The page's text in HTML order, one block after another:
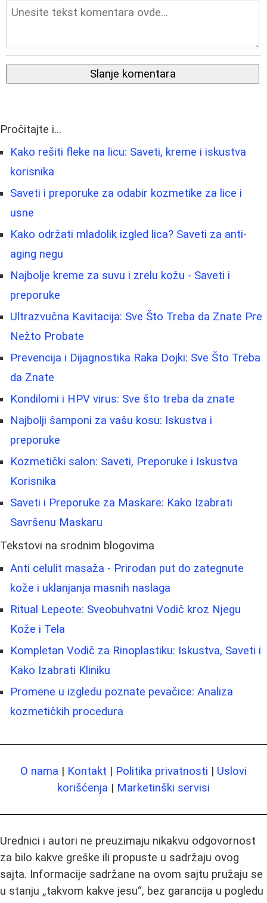
Slanje komentara
Pročitajte i...
Kako rešiti fleke na licu: Saveti, kreme i iskustva
korisnika
Saveti i preporuke za odabir kozmetike za lice i
usne
Kako održati mladolik izgled lica? Saveti za anti-
aging negu
Najbolje kreme za suvu i zrelu kožu - Saveti i
preporuke
Ultrazvučna Kavitacija: Sve Što Treba da Znate Pre
Nežto Probate
Prevencija i Dijagnostika Raka Dojki: Sve Što Treba
da Znate
Kondilomi i HPV virus: Sve što treba da znate
Najbolji šamponi za vašu kosu: Iskustva i
preporuke
Kozmetički salon: Saveti, Preporuke i Iskustva
Korisnika
Saveti i Preporuke za Maskare: Kako Izabrati
Savršenu Maskaru
Tekstovi na srodnim blogovima
Anti celulit masaža - Prirodan put do zategnute
kože i uklanjanja masnih naslaga
Ritual Lepeote: Sveobuhvatni Vodič kroz Njegu
Kože i Tela
Kompletan Vodič za Rinoplastiku: Iskustva, Saveti i
Kako Izabrati Kliniku
Promene u izgledu poznate pevačice: Analiza
kozmetičkih procedura
O nama | Kontakt | Politika privatnosti | Uslovi
korišćenja | Marketinški servisi
Urednici i autori ne preuzimaju nikakvu odgovornost
za bilo kakve greške ili propuste u sadržaju ovog
sajta. Informacije sadržane na ovom sajtu pružaju se
u stanju „takvom kakve jesu“, bez garancija u pogledu